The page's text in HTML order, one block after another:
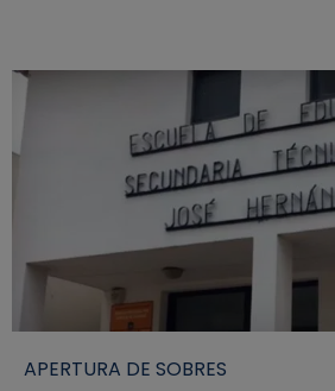
APERTURA DE SOBRES